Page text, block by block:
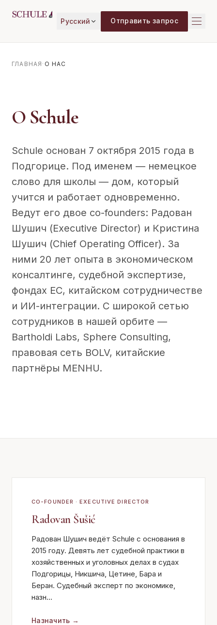
Русский Отправить запрос
ГЛАВНАЯ · О НАС
О Schule
Schule основан 7 октября 2015 года в
Подгорице. Под именем — немецкое
слово для школы — дом, который
учится и работает одновременно.
Ведут его двое co-founders: Радован
Шушич (Executive Director) и Кристина
Шушич (Chief Operating Officer). За
ними 20 лет опыта в экономическом
консалтинге, судебной экспертизе,
фондах ЕС, китайском сотрудничестве
и ИИ-интеграции. С широкой сетью
сотрудников в нашей орбите —
Bartholdi Labs, Sphere Consulting,
правовая сеть BOLV, китайские
партнёры MENHU.
CO-FOUNDER · EXECUTIVE DIRECTOR
Radovan Šušić
Радован Шушич ведёт Schule с основания в
2015 году. Девять лет судебной практики в
хозяйственных и уголовных делах в судах
Подгорицы, Никшича, Цетине, Бара и
Беран. Судебный эксперт по экономике,
назн…
Назначить →